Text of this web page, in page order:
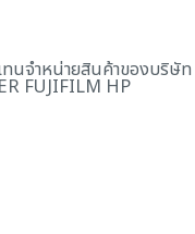
ทนจำหน่ายสินค้าของบริษัท
FUJIFILM HP